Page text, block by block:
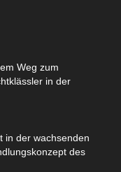
Weg zum
in der
in der wachsenden
des